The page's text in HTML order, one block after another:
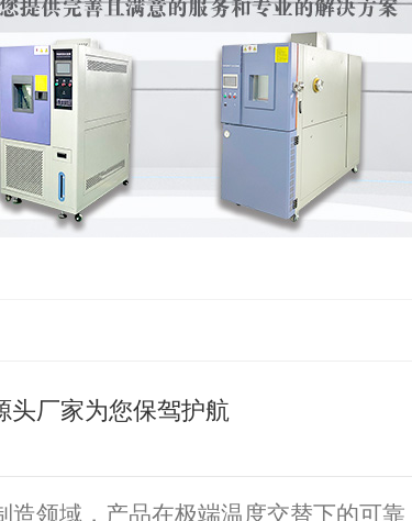
头厂家为您保驾护航
领域，产品在极端温度交替下的可靠